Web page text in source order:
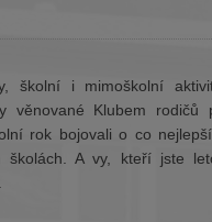
školní i mimoškolní
Klubem rodičů
rok bojovali o co
A vy, kteří jste